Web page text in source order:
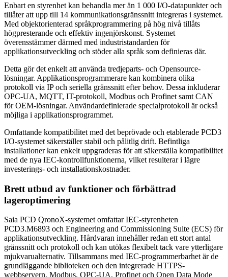
Enbart en styrenhet kan behandla mer än 1 000 I/O-datapunkter och
tillåter att upp till 14 kommunikationsgränssnitt integreras i systemet.
Med objektorienterad språkprogrammering på hög nivå tillåts
högpresterande och effektiv ingenjörskonst. Systemet
överensstämmer därmed med industristandarden för
applikationsutveckling och stöder alla språk som definieras där.
Detta gör det enkelt att använda tredjeparts- och Opensource-
lösningar. Applikationsprogrammerare kan kombinera olika
protokoll via IP och seriella gränssnitt efter behov. Dessa inkluderar
OPC-UA, MQTT, IT-protokoll, Modbus och Profinet samt CAN
för OEM-lösningar. Användardefinierade specialprotokoll är också
möjliga i applikationsprogrammet.
Omfattande kompatibilitet med det beprövade och etablerade PCD3
I/O-systemet säkerställer stabil och pålitlig drift. Befintliga
installationer kan enkelt uppgraderas för att säkerställa kompatibilitet
med de nya IEC-kontrollfunktionerna, vilket resulterar i lägre
investerings- och installationskostnader.
Brett utbud av funktioner och förbättrad
lageroptimering
Saia PCD QronoX-systemet omfattar IEC-styrenheten
PCD3.M6893 och Engineering and Commissioning Suite (ECS) för
applikationsutveckling. Hårdvaran innehåller redan ett stort antal
gränssnitt och protokoll och kan utökas flexibelt tack vare ytterligare
mjukvarualternativ. Tillsammans med IEC-programmerbarhet är de
grundläggande biblioteken och den integrerade HTTPS-
webbservern, Modbus, OPC-UA, Profinet och Open Data Mode